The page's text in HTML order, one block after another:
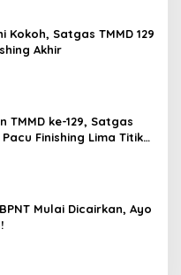
Kokoh, Satgas TMMD 129
Akhir
TMMD ke-129, Satgas
Finishing Lima Titik
Mulai Dicairkan, Ayo